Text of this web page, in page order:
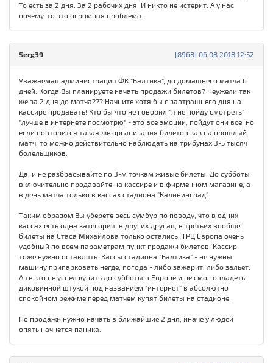
То есть за 2 дня. За 2 рабочих дня. И никто не истерит. А у нас
почему-то это огромная проблема...
[8968] 06.08.2018 12:52
Serg39
Уважаемая администрация ФК "Балтика", до домашнего матча 6
дней. Когда Вы планируете начать продажи билетов? Неужели так
же за 2 дня до матча??? Начните хотя бы с завтрашнего дня на
кассире продавать! Кто бы что не говорил "я не пойду смотреть"
"лучше в интернете посмотрю" - это все эмоции, пойдут они все, но
если повторится такая же организация билетов как на прошлый
матч, то можно действительно наблюдать на трибунах 3-5 тысяч
болельщиков.
Да, и не разбрасывайте по 3-м точкам живые билеты. До субботы
включительно продавайте на кассире и в фирменном магазине, а
в день матча только в кассах стадиона "Калининград".
Таким образом Вы уберете весь сумбур по поводу, что в одних
кассах есть одна категория, в других другая, в третьих вообще
билеты на Стаса Михайлова только остались. ТРЦ Европа очень
удобный по всем параметрам пункт продажи билетов, Кассир
тоже нужно оставлять. Кассы стадиона "Балтика" - не нужны,
машину припарковать негде, погода - либо зажарит, либо зальет.
А те кто не успел купить до субботы в Европе и не смог овладеть
диковинной штукой под названием "интернет" в абсолютно
спокойном режиме перед матчем купят билеты на стадионе.
Но продажи нужно начать в ближайшие 2 дня, иначе у людей
опять начнется паника.